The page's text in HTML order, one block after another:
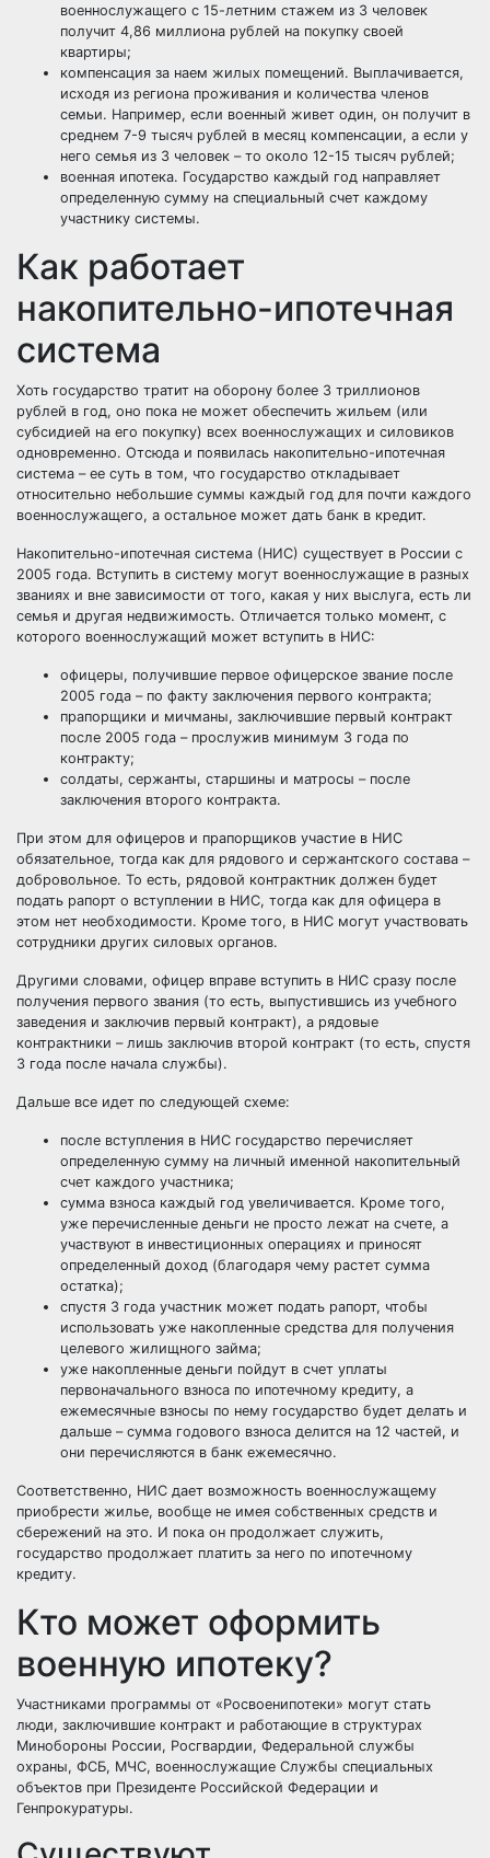
военнослужащего с 15-летним стажем из 3 человек
получит 4,86 миллиона рублей на покупку своей
квартиры;
компенсация за наем жилых помещений. Выплачивается,
исходя из региона проживания и количества членов
семьи. Например, если военный живет один, он получит в
среднем 7-9 тысяч рублей в месяц компенсации, а если у
него семья из 3 человек – то около 12-15 тысяч рублей;
военная ипотека. Государство каждый год направляет
определенную сумму на специальный счет каждому
участнику системы.
Как работает
накопительно-ипотечная
система
Хоть государство тратит на оборону более 3 триллионов
рублей в год, оно пока не может обеспечить жильем (или
субсидией на его покупку) всех военнослужащих и силовиков
одновременно. Отсюда и появилась накопительно-ипотечная
система – ее суть в том, что государство откладывает
относительно небольшие суммы каждый год для почти каждого
военнослужащего, а остальное может дать банк в кредит.
Накопительно-ипотечная система (НИС) существует в России с
2005 года. Вступить в систему могут военнослужащие в разных
званиях и вне зависимости от того, какая у них выслуга, есть ли
семья и другая недвижимость. Отличается только момент, с
которого военнослужащий может вступить в НИС:
офицеры, получившие первое офицерское звание после
2005 года – по факту заключения первого контракта;
прапорщики и мичманы, заключившие первый контракт
после 2005 года – прослужив минимум 3 года по
контракту;
солдаты, сержанты, старшины и матросы – после
заключения второго контракта.
При этом для офицеров и прапорщиков участие в НИС
обязательное, тогда как для рядового и сержантского состава –
добровольное. То есть, рядовой контрактник должен будет
подать рапорт о вступлении в НИС, тогда как для офицера в
этом нет необходимости. Кроме того, в НИС могут участвовать
сотрудники других силовых органов.
Другими словами, офицер вправе вступить в НИС сразу после
получения первого звания (то есть, выпустившись из учебного
заведения и заключив первый контракт), а рядовые
контрактники – лишь заключив второй контракт (то есть, спустя
3 года после начала службы).
Дальше все идет по следующей схеме:
после вступления в НИС государство перечисляет
определенную сумму на личный именной накопительный
счет каждого участника;
сумма взноса каждый год увеличивается. Кроме того,
уже перечисленные деньги не просто лежат на счете, а
участвуют в инвестиционных операциях и приносят
определенный доход (благодаря чему растет сумма
остатка);
спустя 3 года участник может подать рапорт, чтобы
использовать уже накопленные средства для получения
целевого жилищного займа;
уже накопленные деньги пойдут в счет уплаты
первоначального взноса по ипотечному кредиту, а
ежемесячные взносы по нему государство будет делать и
дальше – сумма годового взноса делится на 12 частей, и
они перечисляются в банк ежемесячно.
Соответственно, НИС дает возможность военнослужащему
приобрести жилье, вообще не имея собственных средств и
сбережений на это. И пока он продолжает служить,
государство продолжает платить за него по ипотечному
кредиту.
Кто может оформить
военную ипотеку?
Участниками программы от «Росвоенипотеки» могут стать
люди, заключившие контракт и работающие в структурах
Минобороны России, Росгвардии, Федеральной службы
охраны, ФСБ, МЧС, военнослужащие Службы специальных
объектов при Президенте Российской Федерации и
Генпрокуратуры.